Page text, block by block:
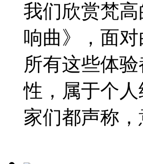
我们欣赏梵
响曲》，面
所有这些体
性，属于个
家们都声称